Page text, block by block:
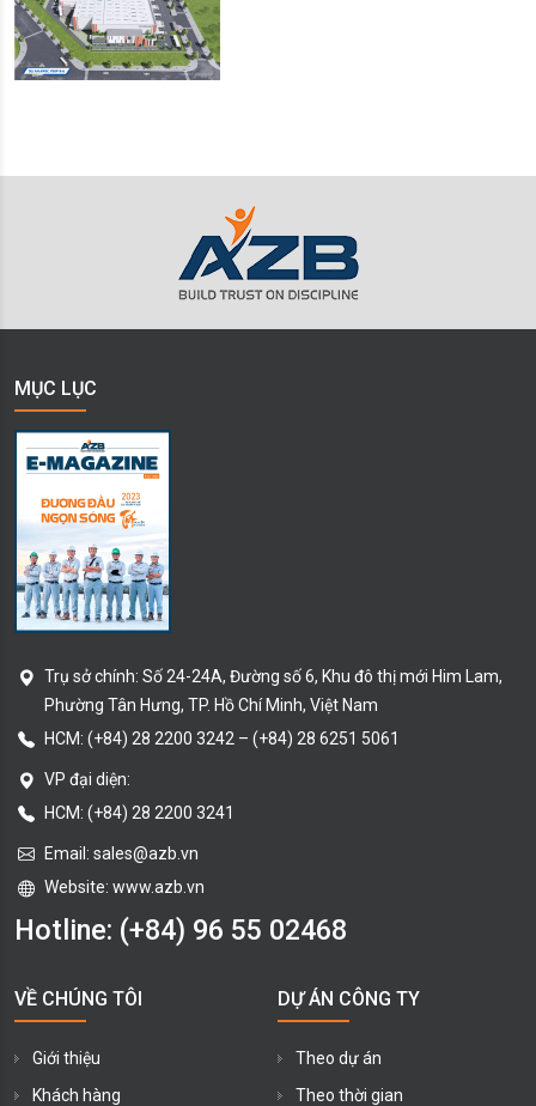
MỤC LỤC
Trụ sở chính: Số 24-24A, Đường số 6, Khu đô thị mới Him Lam,
Phường Tân Hưng, TP. Hồ Chí Minh, Việt Nam
HCM: (+84) 28 2200 3242 – (+84) 28 6251 5061
VP đại diện:
HCM: (+84) 28 2200 3241
Email: sales@azb.vn
Website: www.azb.vn
Hotline: (+84) 96 55 02468
VỀ CHÚNG TÔI
Giới thiệu
Khách hàng
DỰ ÁN CÔNG TY
Theo dự án
Theo thời gian